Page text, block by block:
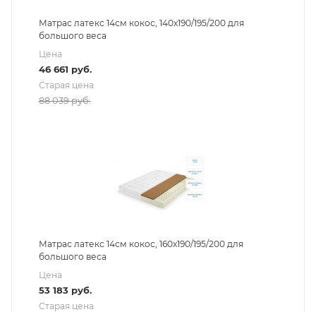
Матрас латекс 14см кокос, 140х190/195/200 для
большого веса
Цена
46 661 руб.
Старая цена
88 039руб.
Матрас латекс 14см кокос, 160х190/195/200 для
большого веса
Цена
53 183руб.
Старая цена